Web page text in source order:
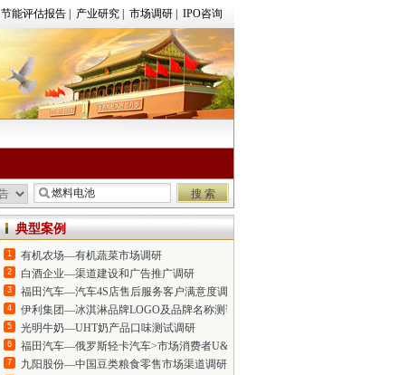
节能评估报告 产业研究 市场调研 IPO咨询
典型案例
1 有机农场—有机蔬菜市场调研
2 白酒企业—渠道建设和广告推广调研
3 福田汽车—汽车4S店售后服务客户满意度调研
4 伊利集团—冰淇淋品牌LOGO及品牌名称测试调研
5 光明牛奶—UHT奶产品口味测试调研
6 福田汽车—俄罗斯轻卡汽车>市场消费者U&A调研
7 九阳股份—中国豆类粮食零售市场渠道调研